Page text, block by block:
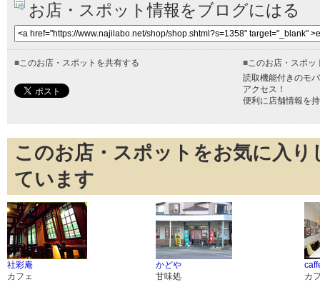
お店・スポット情報をブログにはる
■このお店・スポットを共有する ■このお店・スポッ
読取機能付きのモ
アクセス！
便利に店舗情報を
このお店・スポットをお気に入
ています
社彩庵
カフェ
かどや
甘味処
カ